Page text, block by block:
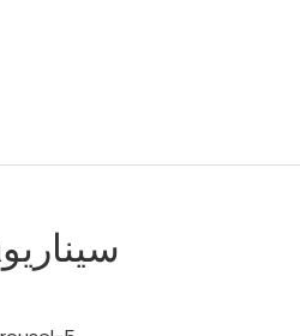
Plicالدعاء cenسيناريو